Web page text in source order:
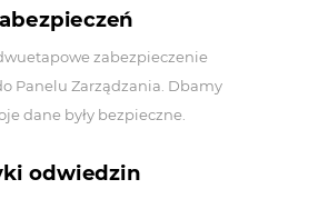
zabezpieczenie
Panelu Zarządzania. Dbamy
dane były bezpieczne.
odwiedzin